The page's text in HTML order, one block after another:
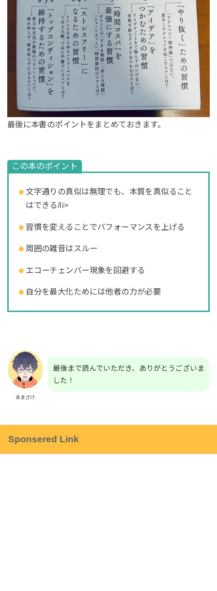
最後に本書のポイントをまとめておきます。
この本のポイント
文字通りの真似は無理でも、本質を真似ること
はできる/li>
習慣を変えることでパフォーマンスを上げる
周囲の雑音はスルー
エコーチェンバー現象を回避する
自分を最大化ためには他者の力が必要
あまざけ
最後まで読んでいただき、ありがとうございま
した！
Sponsered Link